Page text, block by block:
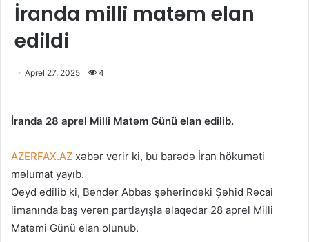
İranda milli matəm elan
edildi
Aprel 27, 2025 4
İranda 28 aprel Milli Matəm Günü elan edilib.
AZERFAX.AZ xəbər verir ki, bu barədə İran hökuməti
məlumat yayıb.
Qeyd edilib ki, Bəndər Abbas şəhərindəki Şəhid Rəcai
limanında baş verən partlayışla əlaqədar 28 aprel Milli
Matəmi Günü elan olunub.